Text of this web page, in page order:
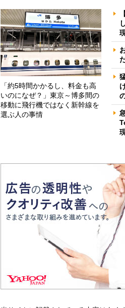
「約5時間かかるし、料金も高
いのになぜ？」東京～博多間の
移動に飛行機ではなく新幹線を
選ぶ人の事情